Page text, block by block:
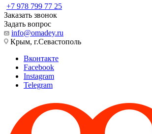
+7 978 799 77 25
Заказать звонок
Задать вопрос
info@omadey.ru
Крым, г.Севастополь
Вконтакте
Facebook
Instagram
Telegram